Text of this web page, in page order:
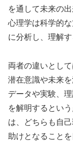
を通して未来の
心理学は科学的
に分析し、理解す
両者の違いとし
潜在意識や未来
データや実験、
を解明するとい
は、どちらも自
助けとなること